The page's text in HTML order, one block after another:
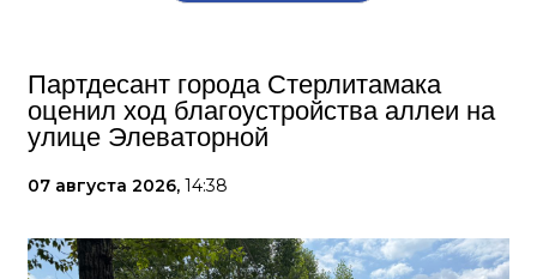
Партдесант города Стерлитамака
оценил ход благоустройства аллеи на
улице Элеваторной
07 августа 2026, 14:38